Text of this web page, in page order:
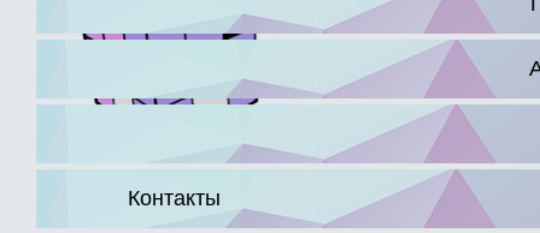
Контакты